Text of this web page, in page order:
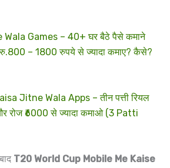
Games – 40+ घर बैठे पैसे कमाने
रु.800 – 1800 रुपये से ज्यादा कमाए? कैसे?
Jitne Wala Apps – तीन पत्ती रियल
रोज ₹6000 से ज्यादा कमाओ (3 Patti
T20 World Cup Mobile Me Kaise